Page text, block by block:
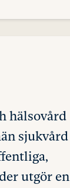
hälsovård
sjukvård
utgör en